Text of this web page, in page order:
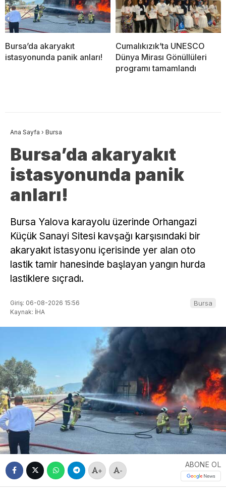
Bursa’da akaryakıt
istasyonunda panik anları!
Cumalıkızık’ta UNESCO
Dünya Mirası Gönüllüleri
programı tamamlandı
Ana Sayfa › Bursa
Bursa’da akaryakıt
istasyonunda panik
anları!
Bursa Yalova karayolu üzerinde Orhangazi
Küçük Sanayi Sitesi kavşağı karşısındaki bir
akaryakıt istasyonu içerisinde yer alan oto
lastik tamir hanesinde başlayan yangın hurda
lastiklere sıçradı.
Giriş: 06-08-2026 15:56
Kaynak: İHA
Bursa
+ -
ABONE OL